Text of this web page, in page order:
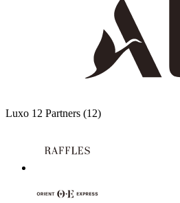
Luxo 12 Partners (12)